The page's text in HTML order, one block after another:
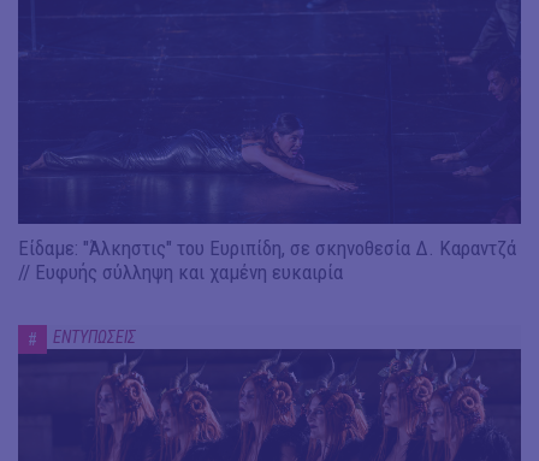
Είδαμε: "Άλκηστις" του Ευριπίδη, σε σκηνοθεσία Δ. Καραντζά
// Ευφυής σύλληψη και χαμένη ευκαιρία
# ΕΝΤΥΠΩΣΕΙΣ